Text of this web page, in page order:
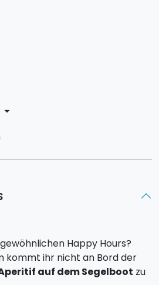
Happy Hours?
kommt ihr nicht an Bord der
auf dem Segelboot zu
arrow_drop_down